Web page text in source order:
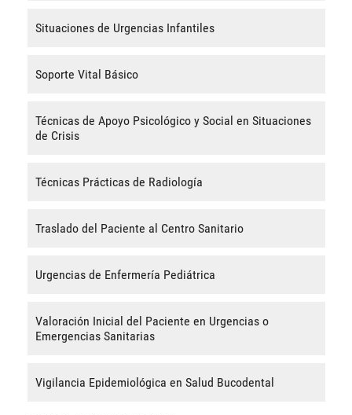
Situaciones de Urgencias Infantiles
Soporte Vital Básico
Técnicas de Apoyo Psicológico y Social en Situaciones
de Crisis
Técnicas Prácticas de Radiología
Traslado del Paciente al Centro Sanitario
Urgencias de Enfermería Pediátrica
Valoración Inicial del Paciente en Urgencias o
Emergencias Sanitarias
Vigilancia Epidemiológica en Salud Bucodental